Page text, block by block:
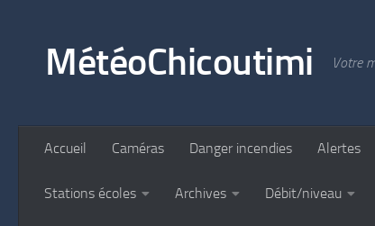
MétéoChicoutimi Votre
Accueil Caméras Danger incendies Alertes
Stations écoles Archives Débit/niveau